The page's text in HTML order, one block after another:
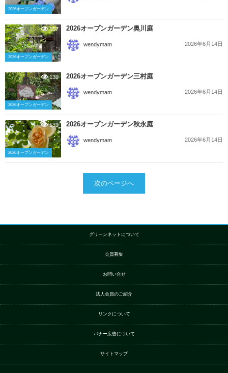
2026オープンガーデン
2026オープンガーデン
157 2026オープンガーデン奥川庭
wendymam 2026年6月14日
2026オープンガーデン
139 2026オープンガーデン三村庭
wendymam 2026年6月14日
2026オープンガーデン
139 2026オープンガーデン秋永庭
wendymam 2026年6月14日
次のページへ
グリーンネットについて
会員募集
お問い合せ
法人会員のご紹介
リンクについて
バナー広告について
サイトマップ